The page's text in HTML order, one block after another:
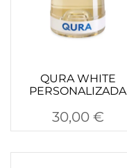
QURA WHITE
PERSONALIZADA
30,00 €